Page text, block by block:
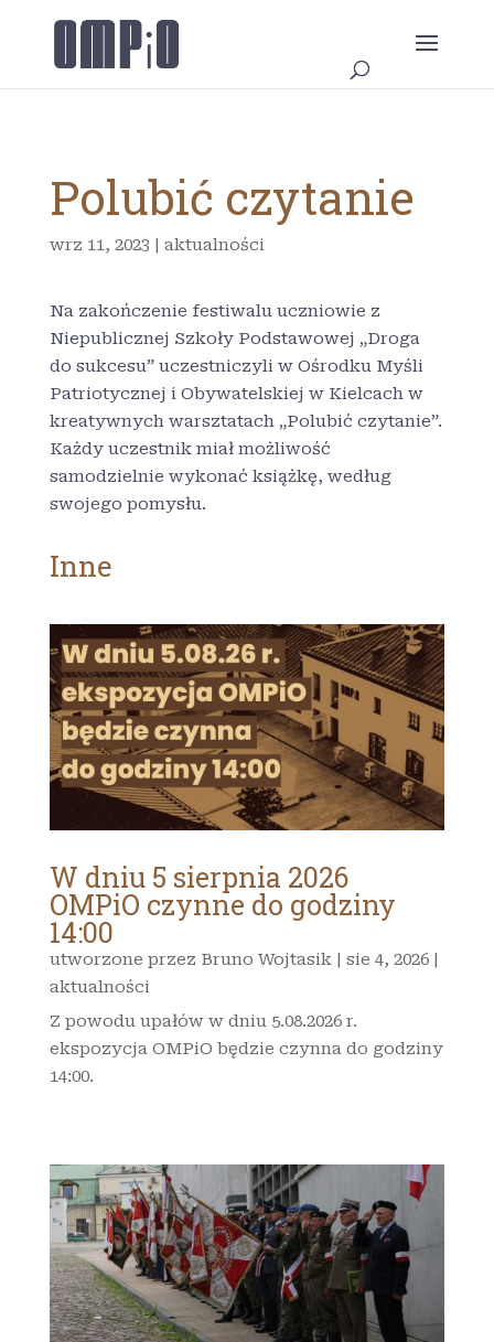
Polubić czytanie
wrz 11, 2023 | aktualności
Na zakończenie festiwalu uczniowie z
Niepublicznej Szkoły Podstawowej „Droga
do sukcesu” uczestniczyli w Ośrodku Myśli
Patriotycznej i Obywatelskiej w Kielcach w
kreatywnych warsztatach „Polubić czytanie”.
Każdy uczestnik miał możliwość
samodzielnie wykonać książkę, według
swojego pomysłu.
Inne
W dniu 5 sierpnia 2026
OMPiO czynne do godziny
14:00
utworzone przez Bruno Wojtasik| sie 4, 2026|
aktualności
Z powodu upałów w dniu 5.08.2026 r.
ekspozycja OMPiO będzie czynna do godziny
14:00.